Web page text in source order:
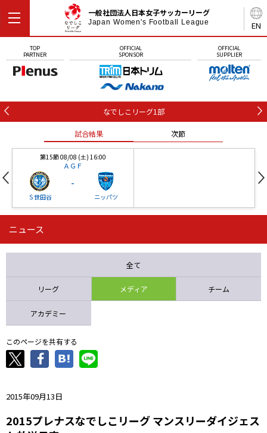
EN
一般社団法人日本女子サッカーリーグ
Japan Women's Football League
TOP
PARTNER
OFFICIAL
SPONSOR
OFFICIAL
SUPPLIER
なでしこリーグ1部
試合結果 次節
第15節 08/08 (土) 16:00
ＡＧＦ
Ｓ世田谷
-
ニッパツ
第16節 09/05 (土) 15:00
ニッパツ 石人の星
ニュース
全て
リーグ メディア チーム
アカデミー
このページを共有する
2015年09月13日
2015プレナスなでしこリーグ マンスリーダイジェス